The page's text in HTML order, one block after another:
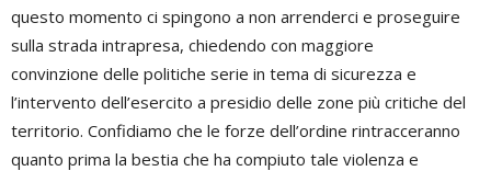
questo momento ci spingono a non arrenderci e proseguire
sulla strada intrapresa, chiedendo con maggiore
convinzione delle politiche serie in tema di sicurezza e
l’intervento dell’esercito a presidio delle zone più critiche del
territorio. Confidiamo che le forze dell’ordine rintracceranno
quanto prima la bestia che ha compiuto tale violenza e